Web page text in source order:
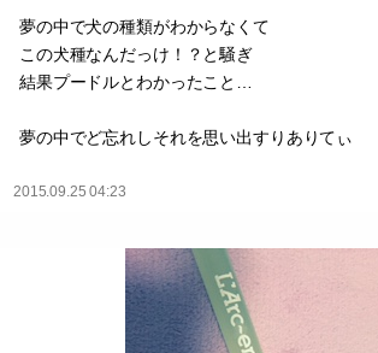
夢の中で犬の種類がわからなくて
この犬種なんだっけ！？と騒ぎ
結果プードルとわかったこと…
夢の中でど忘れしそれを思い出すりありてぃ
2015.09.25 04:23